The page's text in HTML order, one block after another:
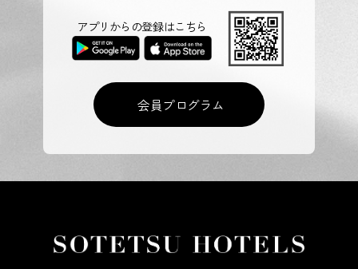
会員プログラム
アプリからの登録はこちら